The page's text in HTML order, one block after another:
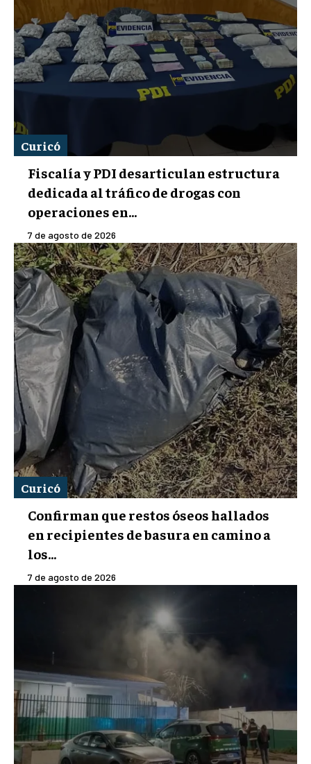
Curicó
Fiscalía y PDI desarticulan estructura
dedicada al tráfico de drogas con
operaciones en...
7 de agosto de 2026
Curicó
Confirman que restos óseos hallados
en recipientes de basura en camino a
los...
7 de agosto de 2026